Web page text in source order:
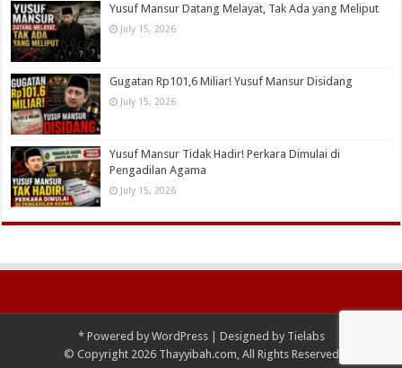
Yusuf Mansur Datang Melayat, Tak Ada yang Meliput
July 15, 2026
Gugatan Rp101,6 Miliar! Yusuf Mansur Disidang
July 15, 2026
Yusuf Mansur Tidak Hadir! Perkara Dimulai di
Pengadilan Agama
July 15, 2026
*Powered by WordPress| Designed by Tielabs
© Copyright 2026 Thayyibah.com, All Rights Reserved